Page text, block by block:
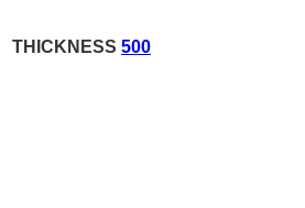
THICKNESS 500